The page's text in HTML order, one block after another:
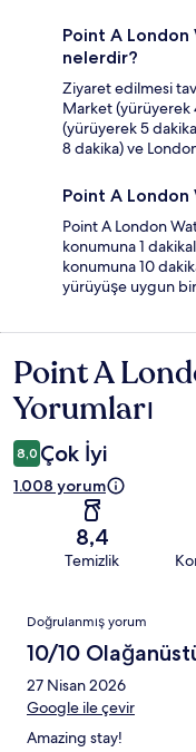
Point A London
nelerdir?
Ziyaret edilmesi
Market (yürüyerek
(yürüyerek 5
8 dakika) ve
Point A London
Point A London
konumuna 1
konumuna 10
yürüyüşe uygun
Yorumlar
Point A
Yorumları
8,0 Çok İyi
1.008 yorum
8,4
Temizlik
Yorumlar
Doğrulanmış yorum
10/10
27 Nisan 2026
Google ile çevir
Amazing stay!